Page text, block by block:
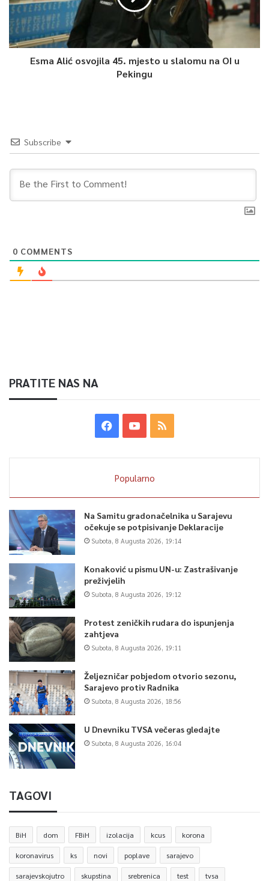
Esma Alić osvojila 45. mjesto u slalomu na OI u
Pekingu
Subscribe
0 COMMENTS
PRATITE NAS NA
Popularno
Na Samitu gradonačelnika u Sarajevu
očekuje se potpisivanje Deklaracije
Subota, 8 Augusta 2026, 19:14
Konaković u pismu UN-u: Zastrašivanje
preživjelih
Subota, 8 Augusta 2026, 19:12
Protest zeničkih rudara do ispunjenja
zahtjeva
Subota, 8 Augusta 2026, 19:11
Željezničar pobjedom otvorio sezonu,
Sarajevo protiv Radnika
Subota, 8 Augusta 2026, 18:56
U Dnevniku TVSA večeras gledajte
Subota, 8 Augusta 2026, 16:04
TAGOVI
BiH dom FBiH izolacija kcus korona
koronavirus ks novi poplave sarajevo
sarajevskojutro skupstina srebrenica test tvsa